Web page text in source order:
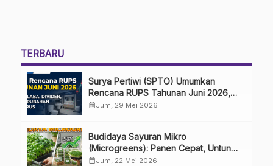
TERBARU
Surya Pertiwi (SPTO) Umumkan
Rencana RUPS Tahunan Juni 2026,
Bahas Penggunaan Laba Hingga
calendar_monthJum, 29 Mei 2026
Budidaya Sayuran Mikro
(Microgreens): Panen Cepat, Untung
Besar
calendar_monthJum, 22 Mei 2026